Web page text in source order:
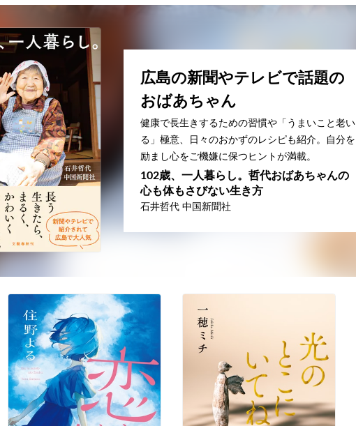
広島の新聞やテレビで話題の
おばあちゃん
健康で長生きするための習慣や「うまいこと老い
る」極意、日々のおかずのレシピも紹介。自分を
励まし心をご機嫌に保つヒントが満載。
102歳、一人暮らし。哲代おばあちゃんの
心も体もさびない生き方
石井哲代 中国新聞社